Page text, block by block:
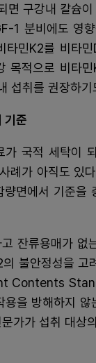
면 구강내 칼슘
1 분비에도 영
타민K2를 비타
목적으로 비타
취를 권장하기
기준
국적 세탁이
례가 아직도 있
면에서 기준을
잔류용매가
불안정성을 고
Contents
을 방해하지
가가 섭취 대상